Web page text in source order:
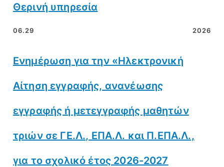
Θερινή υπηρεσία
06.29 2026
Ενημέρωση για την «Ηλεκτρονική
Αίτηση εγγραφής, ανανέωσης
εγγραφής ή μετεγγραφής μαθητών
τριών σε ΓΕ.Λ., ΕΠΑ.Λ. και Π.ΕΠΑ.Λ.,
για το σχολικό έτος 2026-2027